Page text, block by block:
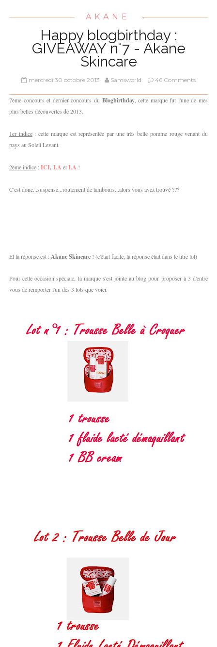
AKANE ,
Happy blogbirthday :
GIVEAWAY n°7 - Akane
Skincare
mercredi 30 octobre 2013 Samsworld 46 Comments
7ème concours et dernier concours du Blogbirthday, cette marque fut l'une de mes
plus belles découvertes de 2013.
1er indice: cette marque est représentée par une très belle pomme rouge venant du
pays au Soleil Levant.
2ème indice : ICI, LA etLA !
C'est donc...suspense...roulement de tambours...alors vous avez trouvé ???
Et la réponse est : Akane Skincare ! (c'était facile, la réponse était dans le titre lol)
Pour cette occasion spéciale, la marque s'est jointe au blog pour proposer à 3 d'entre
vous de remporter l'un des 3 lots que voici.